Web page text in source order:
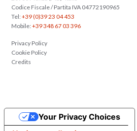
Codice Fiscale / Partita IVA 04772190965
Tel:+39 (0)39 23 04 453
Mobile:+39 348 67 03 396
Privacy Policy
Cookie Policy
Credits
Your Privacy Choices